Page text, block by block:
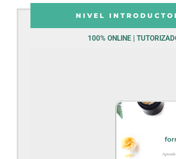
NIVEL
100% ONLINE |